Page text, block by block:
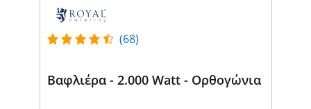
(68)
Βαφλιέρα - 2.000 Watt - Ορθογώνια